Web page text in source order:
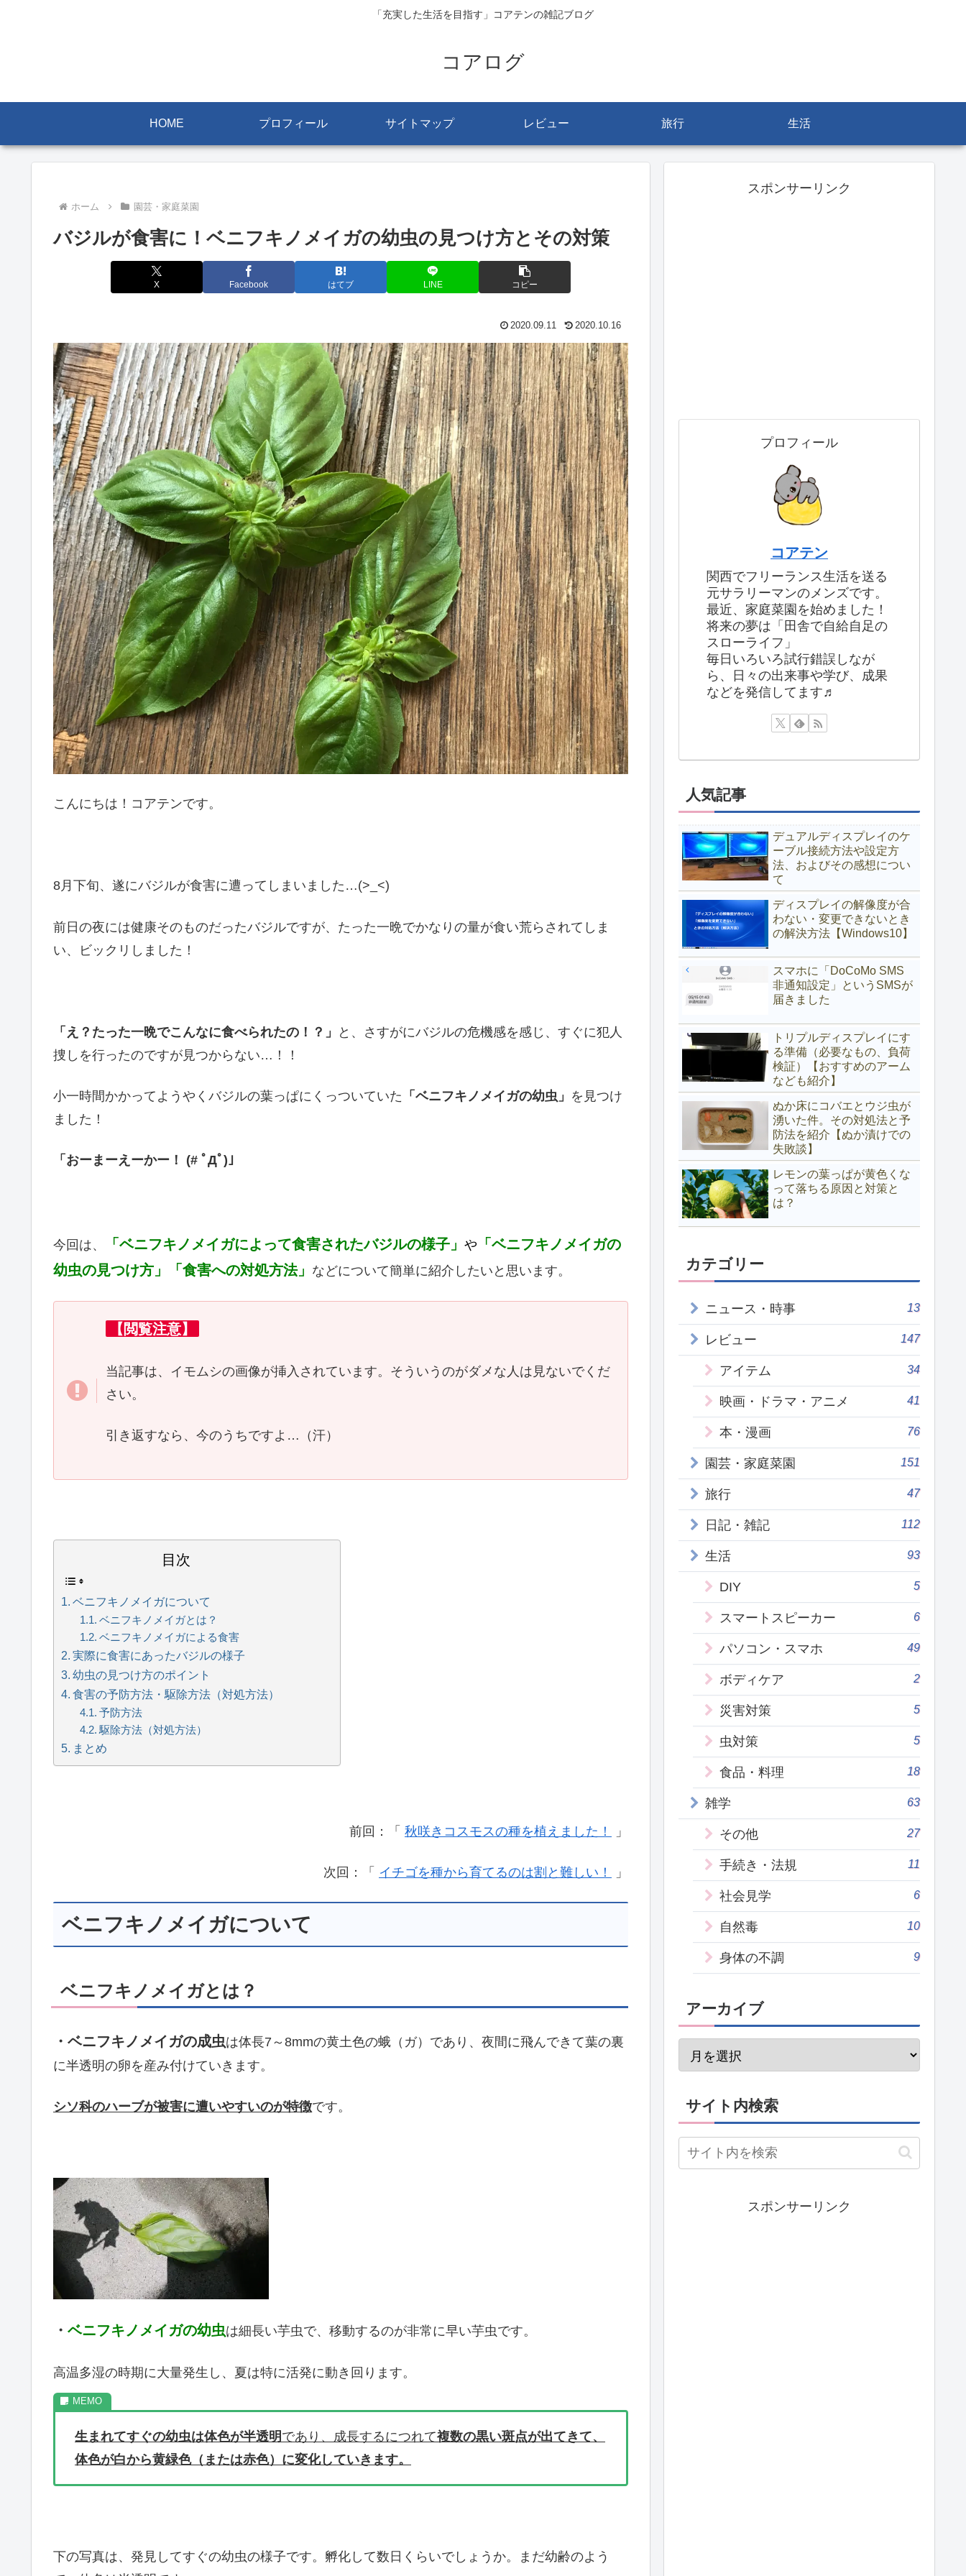
「充実した生活を目指す」コアテンの雑記ブログ
コアログ
HOME プロフィール サイトマップ レビュー 旅行 生活
ホーム 園芸・家庭菜園
バジルが食害に！ベニフキノメイガの幼虫の見つけ方とその対策
X Facebook はてブ LINE コピー
2020.09.11 2020.10.16
こんにちは！コアテンです。
8月下旬、遂にバジルが食害に遭ってしまいました…(>_<)
前日の夜には健康そのものだったバジルですが、たった一晩でかなりの量が食い荒らされてしま
い、ビックリしました！
「え？たった一晩でこんなに食べられたの！？」
と、さすがにバジルの危機感を感じ、すぐに犯人
捜しを行ったのですが見つからない…！！
小一時間かかってようやくバジルの葉っぱにくっついていた 「ベニフキノメイガの幼虫」 を見つけ
ました！
「おーまーえーかー！ (# ﾟДﾟ)」
今回は、 「ベニフキノメイガによって食害されたバジルの様子」 や 「ベニフキノメイガの
幼虫の見つけ方」
「食害への対処方法」 などについて簡単に紹介したいと思います。
【閲覧注意】
当記事は、イモムシの画像が挿入されています。そういうのがダメな人は見ないでくだ
さい。
引き返すなら、今のうちですよ…（汗）
目次
ベニフキノメイガについて
ベニフキノメイガとは？
ベニフキノメイガによる食害
実際に食害にあったバジルの様子
幼虫の見つけ方のポイント
食害の予防方法・駆除方法（対処方法）
予防方法
駆除方法（対処方法）
まとめ
前回：「 秋咲きコスモスの種を植えました！ 」
次回：「 イチゴを種から育てるのは割と難しい！ 」
ベニフキノメイガについて
ベニフキノメイガとは？
・ベニフキノメイガの成虫は体長7～8mmの黄土色の蛾（ガ）であり、夜間に飛んできて葉の裏
に半透明の卵を産み付けていきます。
シソ科のハーブが被害に遭いやすいのが特徴です。
・ ベニフキノメイガの幼虫は細長い芋虫で、移動するのが非常に早い芋虫です。
高温多湿の時期に大量発生し、夏は特に活発に動き回ります。
生まれてすぐの幼虫は体色が半透明 であり、成長するにつれて複数の黒い斑点が出てきて、
体色が白から黄緑色（または赤色）に変化していきます。
下の写真は、発見してすぐの幼虫の様子です。孵化して数日くらいでしょうか。まだ幼齢のよう
スポンサーリンク
プロフィール
コアテン
関西でフリーランス生活を送る
元サラリーマンのメンズです。
最近、家庭菜園を始めました！
将来の夢は「田舎で自給自足の
スローライフ」
毎日いろいろ試行錯誤しなが
ら、日々の出来事や学び、成果
などを発信してます♬
人気記事
デュアルディスプレイのケ
ーブル接続方法や設定方
法、およびその感想につい
て
ディスプレイの解像度が合
わない・変更できないとき
の解決方法【Windows10】
スマホに「DoCoMo SMS
非通知設定」というSMSが
届きました
トリプルディスプレイにす
る準備（必要なもの、負荷
検証）【おすすめのアーム
なども紹介】
ぬか床にコバエとウジ虫が
湧いた件。その対処法と予
防法を紹介【ぬか漬けでの
失敗談】
レモンの葉っぱが黄色くな
って落ちる原因と対策と
は？
カテゴリー
ニュース・時事 13
レビュー 147
アイテム 34
映画・ドラマ・アニメ 41
本・漫画 76
園芸・家庭菜園 151
旅行 47
日記・雑記 112
生活 93
DIY 5
スマートスピーカー 6
パソコン・スマホ 49
ボディケア 2
災害対策 5
虫対策 5
食品・料理 18
雑学 63
その他 27
手続き・法規 11
社会見学 6
自然毒 10
身体の不調 9
アーカイブ
サイト内検索
スポンサーリンク